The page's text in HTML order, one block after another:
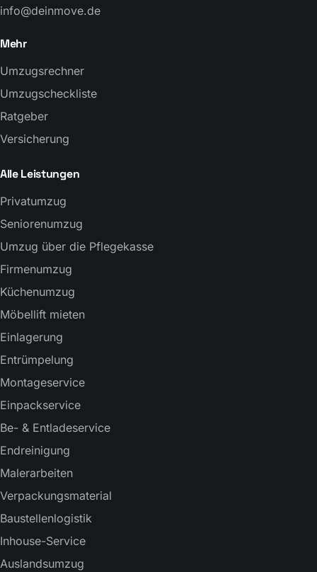
info@deinmove.de
Mehr
Umzugsrechner
Umzugscheckliste
Ratgeber
Versicherung
Alle Leistungen
Privatumzug
Seniorenumzug
Umzug über die Pflegekasse
Firmenumzug
Küchenumzug
Möbellift mieten
Einlagerung
Entrümpelung
Montageservice
Einpackservice
Be- & Entladeservice
Endreinigung
Malerarbeiten
Verpackungsmaterial
Baustellenlogistik
Inhouse-Service
Auslandsumzug